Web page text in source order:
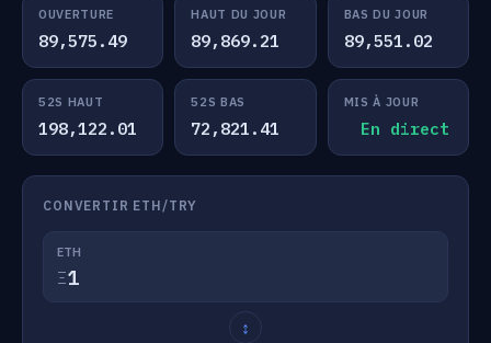
OUVERTURE
89,575.49
HAUT DU JOUR
89,869.21
BAS DU JOUR
89,551.02
52S HAUT
198,122.01
52S BAS
72,821.41
MIS À JOUR
En direct
CONVERTIR ETH/TRY
ETH
Ξ
↕